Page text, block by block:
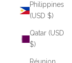
Philippines
(USD $)
Qatar (USD
$)